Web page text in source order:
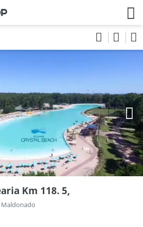
Km 118. 5,
Maldonado